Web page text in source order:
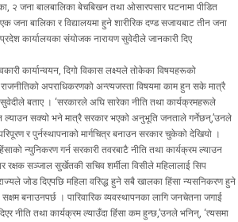
२ जना बालबालिका बेचबिखन तथा ओसारपसार घटनामा पीडित
जना बालिका र विद्यालयमा हुने शारीरिक दण्ड सजायबाट तीन जना
कार्यालयका संयोजक नारायण सुवेदीले जानकारी दिए
कार्यान्वयन, दिगो विकास लक्ष्यले तोकेका विषयहरूको
अपराधिकरणको अन्त्यजस्ता विषयमा काम हुन सके मात्रै
बताए । ‘सरकारले अघि सारेका नीति तथा कार्यक्रमहरूले
ल्याउन सक्यो भने मात्रै सरकार भएको अनुभूति जनताले गर्नेछन्,’उनले
र पुर्नस्थापनाको मार्गचित्र बनाउन सरकार चुकेको देखियो ।
न्युनिकरण गर्न सरकारी तवरबाटै नीति तथा कार्यक्रम ल्याउन
सञ्जाल सुर्खेतकी सचिव शर्मीला विसीले महिलालाई सिप
जोड दिएपछि महिला वरिुद्ध हुने सबै खालका हिंसा न्यसनिकरण हुने
बनाउनपर्छ । पारिवारिक व्यवस्थापनका लागि जनचेतना जगाई
नीति तथा कार्यक्रम ल्याउँदा हिंंसा कम हुन्छ,’उनले भनिन्, ‘त्यसमा